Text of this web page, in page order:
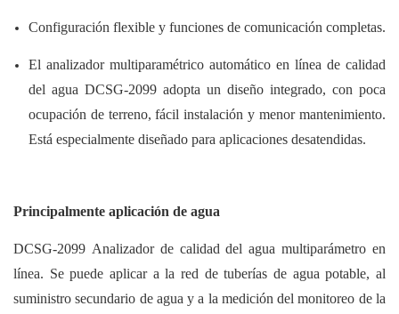
Configuración flexible y funciones de comunicación completas.
El analizador multiparamétrico automático en línea de calidad
del agua DCSG-2099 adopta un diseño integrado, con poca
ocupación de terreno, fácil instalación y menor mantenimiento.
Está especialmente diseñado para aplicaciones desatendidas.
Principalmente aplicación de agua
DCSG-2099 Analizador de calidad del agua multiparámetro en
línea. Se puede aplicar a la red de tuberías de agua potable, al
suministro secundario de agua y a la medición del monitoreo de la